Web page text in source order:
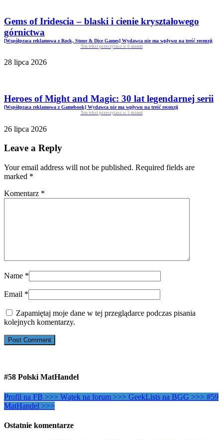
Gems of Iridescia – blaski i cienie kryształowego
górnictwa
[Współpraca reklamowa z Rock, Stone & Dice Games] Wydawca nie ma wpływu na treść recenzji
Ten tekst przeczytasz w 6 minut
28 lipca 2026
Heroes of Might and Magic: 30 lat legendarnej serii
[Współpraca reklamowa z Gamebook] Wydawca nie ma wpływu na treść recenzji
Ten tekst przeczytasz w 5 minut
26 lipca 2026
Leave a Reply
Your email address will not be published. Required fields are
marked *
Komentarz *
Name *
Email *
Zapamiętaj moje dane w tej przeglądarce podczas pisania
kolejnych komentarzy.
#58 Polski MatHandel
Profil na FB >>> Wątek na forum >>> GeekLists na BGG >>> #59
MatHandel >>>
Ostatnie komentarze